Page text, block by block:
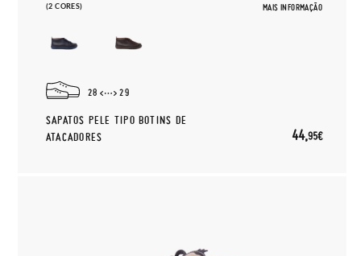
(2 CORES) MAIS INFORMAÇÃO
28 29
SAPATOS PELE TIPO BOTINS DE
ATACADORES
44,95€